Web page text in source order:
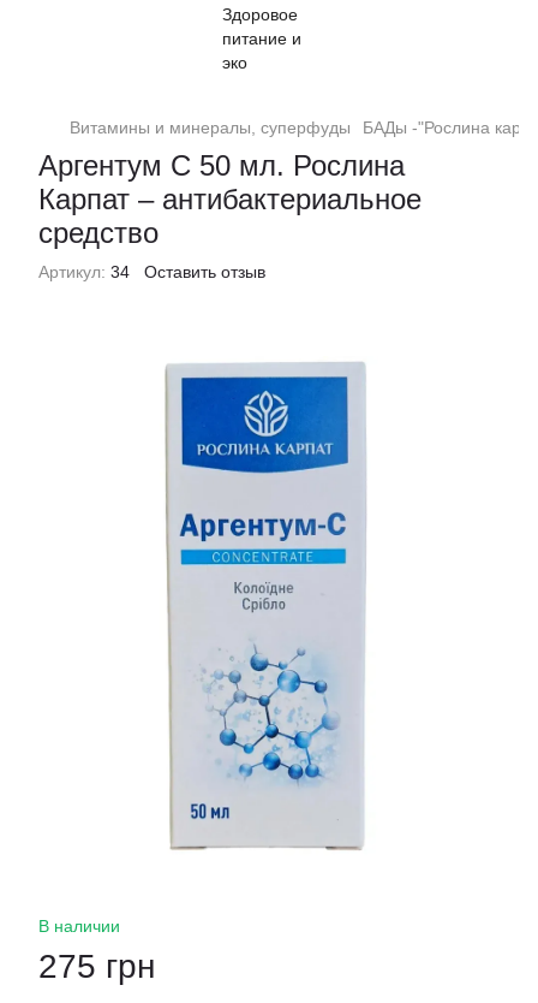
Витамины и минералы, суперфуды БАДы -"Рослина
Аргентум С 50 мл. Рослина
Карпат – антибактериальное
средство
Артикул: 34 Оставить отзыв
В наличии
275 грн